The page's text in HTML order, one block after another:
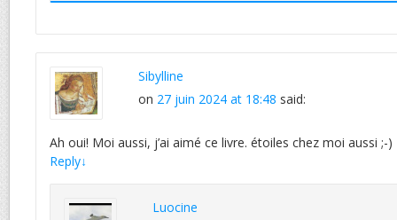
Sibylline
on 27 juin 2024 at 18:48 said:
Ah oui! Moi aussi, j’ai aimé ce livre. étoiles chez moi aussi ;-)
Reply↓
Luocine